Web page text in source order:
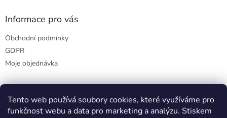
Tento web používá soubory cookies, které využíváme pro
funkčnost webu a data pro marketing a analýzu. Stiskem
Informace pro vás
Obchodní podmínky
GDPR
Moje objednávka
Přijímáme online platby